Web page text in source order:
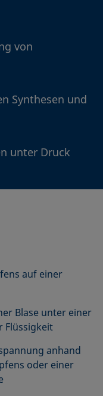
von
Synthesen und
unter Druck
auf einer
Blase unter einer
Flüssigkeit
anhand
oder einer